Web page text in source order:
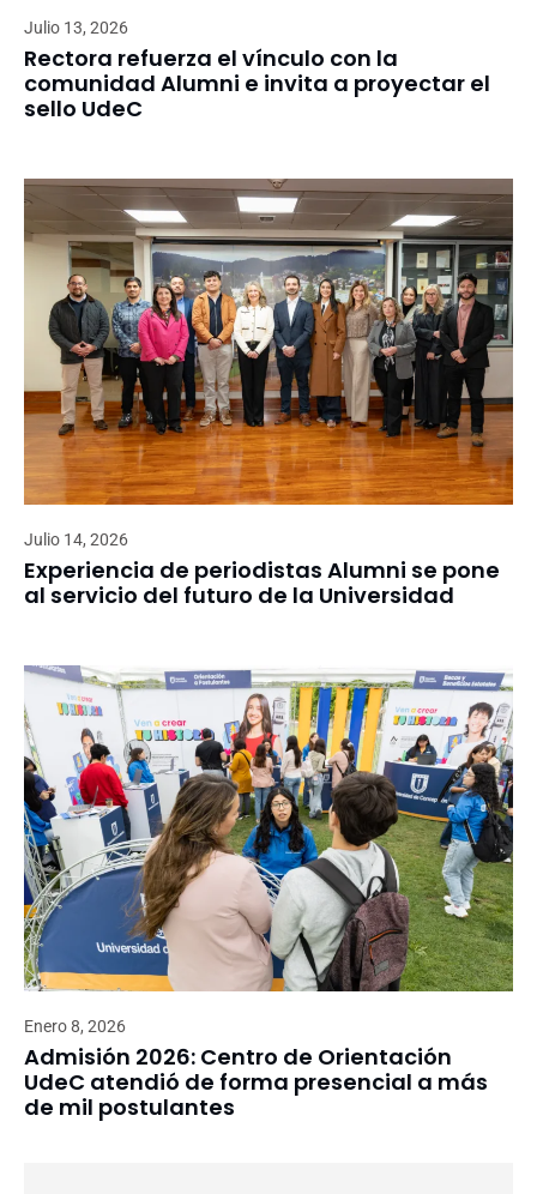
Julio 13, 2026
Rectora refuerza el vínculo con la
comunidad Alumni e invita a proyectar el
sello UdeC
Julio 14, 2026
Experiencia de periodistas Alumni se pone
al servicio del futuro de la Universidad
Enero 8, 2026
Admisión 2026: Centro de Orientación
UdeC atendió de forma presencial a más
de mil postulantes